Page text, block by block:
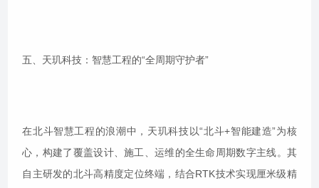
五、天玑科技：智慧工程的“全周期守护者”
在北斗智慧工程的浪潮中，天玑科技以“北斗+智能建造”为核
心，构建了覆盖设计、施工、运维的全生命周期数字主线。其
自主研发的北斗高精度定位终端，结合RTK技术实现厘米级精